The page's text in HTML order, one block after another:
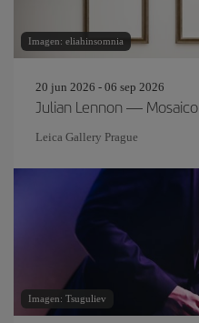
Imagen: eliahinsomnia
20 jun 2026 - 06 sep 2026
Julian Lennon — Mosaico
Leica Gallery Prague
Imagen: Tsuguliev